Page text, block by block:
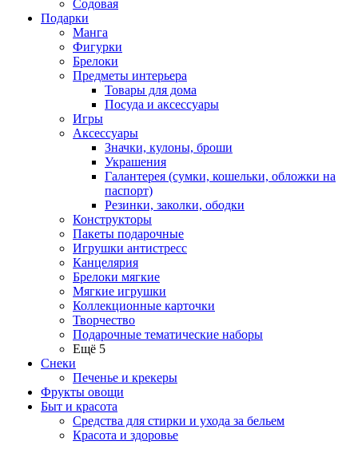
Содовая
Подарки
Манга
Фигурки
Брелоки
Предметы интерьера
Товары для дома
Посуда и аксессуары
Игры
Аксессуары
Значки, кулоны, броши
Украшения
Галантерея (сумки, кошельки, обложки на
паспорт)
Резинки, заколки, ободки
Конструкторы
Пакеты подарочные
Игрушки антистресс
Канцелярия
Брелоки мягкие
Мягкие игрушки
Коллекционные карточки
Творчество
Подарочные тематические наборы
Ещё 5
Снеки
Печенье и крекеры
Фрукты овощи
Быт и красота
Средства для стирки и ухода за бельем
Красота и здоровье